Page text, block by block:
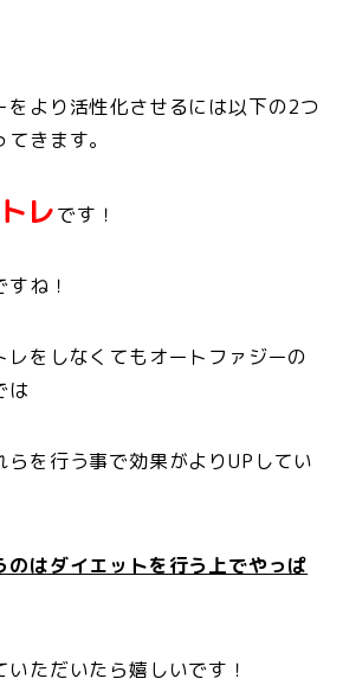
をより活性化させるには以下の2つ
きます。
レです！
ね！
レをしなくてもオートファジーの
は
らを行う事で効果がよりUPしてい
のはダイエットを行う上でやっぱ
ただいたら嬉しいです！